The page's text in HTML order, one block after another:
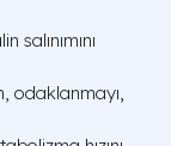
salınımını
odaklanmayı,